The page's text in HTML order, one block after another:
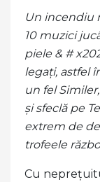
Un incendiu
10 muzici
piele & #
legați, astfel
un fel
și sfeclă pe
extrem de
trofeele
Cu